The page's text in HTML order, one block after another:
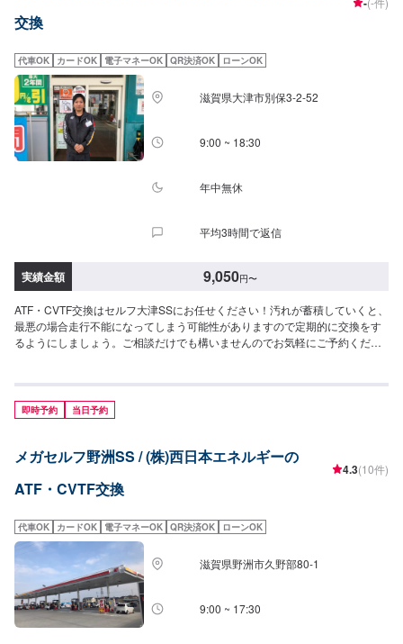
交換
代車OK カードOK 電子マネーOK QR決済OK ローンOK
滋賀県大津市別保3-2-52
9:00 ~ 18:30
年中無休
平均3時間で返信
実績金額 9,050円〜
ATF・CVTF交換はセルフ大津SSにお任せください！汚れが蓄積していくと、
最悪の場合走行不能になってしまう可能性がありますので定期的に交換をす
るようにしましょう。ご相談だけでも構いませんのでお気軽にご予約くださ
即時予約 当日予約
メガセルフ野洲SS / (株)西日本エネルギーの
ATF・CVTF交換
4.3(10件)
代車OK カードOK 電子マネーOK QR決済OK ローンOK
滋賀県野洲市久野部80-1
9:00 ~ 17:30